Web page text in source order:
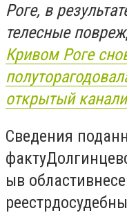
Роге, в
телесные
Кривом Роге
открытый
Сведения по
факту
ыв области
реестр